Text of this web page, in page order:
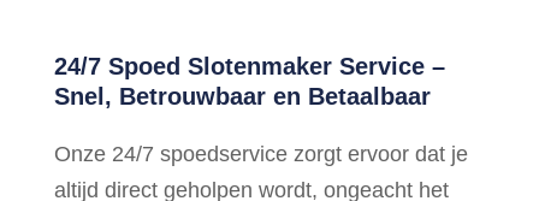
24/7 Spoed Slotenmaker Service –
Snel, Betrouwbaar en Betaalbaar
Onze 24/7 spoedservice zorgt ervoor dat je
altijd direct geholpen wordt, ongeacht het